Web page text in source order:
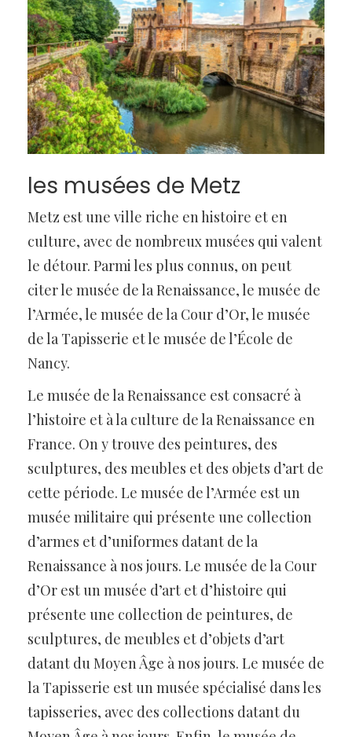
les musées de Metz
Metz est une ville riche en histoire et en
culture, avec de nombreux musées qui valent
le détour. Parmi les plus connus, on peut
citer le musée de la Renaissance, le musée de
l’Armée, le musée de la Cour d’Or, le musée
de la Tapisserie et le musée de l’École de
Nancy.
Le musée de la Renaissance est consacré à
l’histoire et à la culture de la Renaissance en
France. On y trouve des peintures, des
sculptures, des meubles et des objets d’art de
cette période. Le musée de l’Armée est un
musée militaire qui présente une collection
d’armes et d’uniformes datant de la
Renaissance à nos jours. Le musée de la Cour
d’Or est un musée d’art et d’histoire qui
présente une collection de peintures, de
sculptures, de meubles et d’objets d’art
datant du Moyen Âge à nos jours. Le musée de
la Tapisserie est un musée spécialisé dans les
tapisseries, avec des collections datant du